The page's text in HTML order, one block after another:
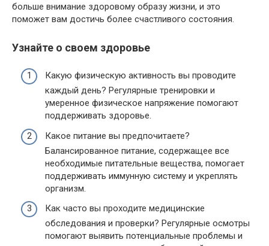
больше внимание здоровому образу жизни, и это
поможет вам достичь более счастливого состояния.
Узнайте о своем здоровье
Какую физическую активность вы проводите
каждый день? Регулярные тренировки и
умеренное физическое напряжение помогают
поддерживать здоровье.
Какое питание вы предпочитаете?
Балансированное питание, содержащее все
необходимые питательные вещества, помогает
поддерживать иммунную систему и укреплять
организм.
Как часто вы проходите медицинские
обследования и проверки? Регулярные осмотры
помогают выявить потенциальные проблемы и